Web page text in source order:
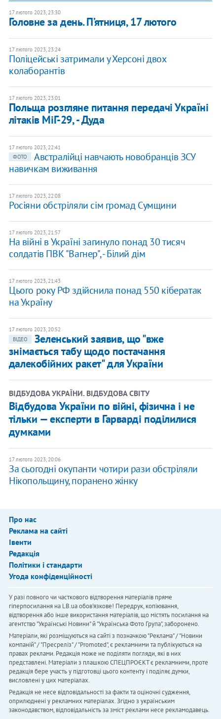
17 лютого 2023, 23:30
Головне за день. П’ятниця, 17 лютого
17 лютого 2023, 23:24
Поліцейські затримали у Херсоні двох
колаборантів
17 лютого 2023, 23:01
Польща розгляне питання передачі Україні
літаків МіГ-29, - Дуда
17 лютого 2023, 22:41
ФОТО
Австралійці навчають новобранців ЗСУ
навичкам виживання
17 лютого 2023, 22:08
Росіяни обстріляли сім громад Сумщини
17 лютого 2023, 21:57
На війні в Україні загинуло понад 30 тисяч
солдатів ПВК "Вагнер", - Білий дім
17 лютого 2023, 21:43
Цього року РФ здійснила понад 550 кібератак
на Україну
17 лютого 2023, 20:52
ВІДЕО
Зеленський заявив, що "вже
знімається табу щодо постачання
далекобійних ракет" для України
ВІДБУДОВА УКРАЇНИ. ВІДБУДОВА СВІТУ
Відбудова України по війні, фізична і не
тільки — експерти в Гарварді поділилися
думками
17 лютого 2023, 20:06
За сьогодні окупанти чотири рази обстріляли
Нікопольщину, поранено жінку
Про нас
Реклама на сайті
Івенти
Редакція
Політики і стандарти
Угода конфіденційності
У разі повного чи часткового відтворення матеріалів пряме
гіперпосилання на LB.ua обов'язкове! Передрук, копіювання,
відтворення або інше використання матеріалів, що містять посилання на
агентство "Українськi Новини" й "Українська Фото Група", заборонено.
Матеріали, які розміщуються на сайті з позначкою "Реклама" / "Новини
компаній" / "Пресреліз" / "Promoted", є рекламними та публікуються на
правах реклами. Редакція може не поділяти погляди, які в них
представлені. Матеріали з плашкою СПЕЦПРОЄКТ є рекламними, проте
редакція бере участь у підготовці цього контенту і поділяє думки,
висловлені у цих матеріалах.
Редакція не несе відповідальності за факти та оціночні судження,
оприлюднені у рекламних матеріалах. Згідно з українським
законодавством, відповідальність за зміст реклами несе рекламодавець.